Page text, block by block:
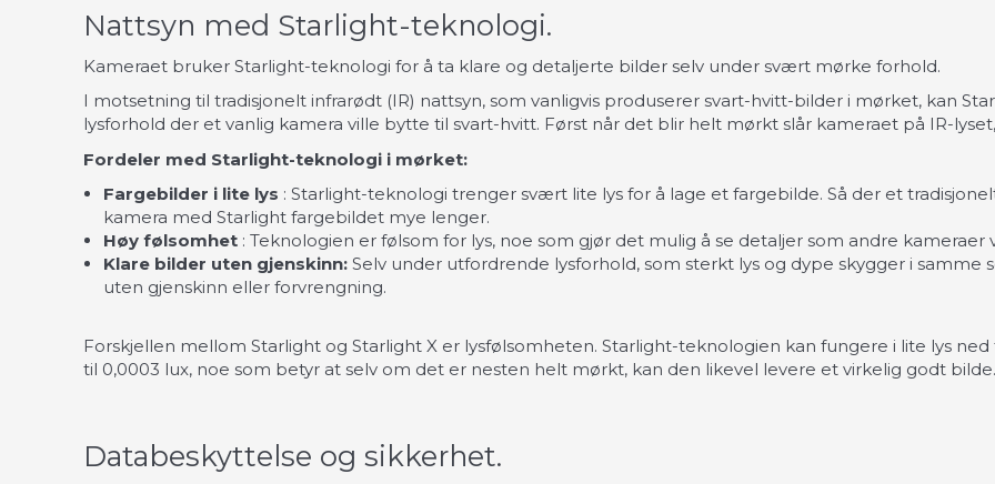
Nattsyn med Starlight-teknologi.
Kameraet bruker Starlight-teknologi for å ta klare og detaljerte bilder selv under svært mørke forhold.
I motsetning til tradisjonelt infrarødt (IR) nattsyn, som vanligvis produserer svart-hvitt-bilder i mørket, kan
lysforhold der et vanlig kamera ville bytte til svart-hvitt. Først når det blir helt mørkt slår kameraet på IR-
Fordeler med Starlight-teknologi i mørket:
Fargebilder i lite lys : Starlight-teknologi trenger svært lite lys for å lage et fargebilde. Så der et
kamera med Starlight fargebildet mye lenger.
Høy følsomhet : Teknologien er følsom for lys, noe som gjør det mulig å se detaljer som andre kameraer
Klare bilder uten gjenskinn: Selv under utfordrende lysforhold, som sterkt lys og dype skygger i
uten gjenskinn eller forvrengning.
Forskjellen mellom Starlight og Starlight X er lysfølsomheten. Starlight-teknologien kan fungere i lite lys
til 0,0003 lux, noe som betyr at selv om det er nesten helt mørkt, kan den likevel levere et virkelig godt bilde.
Databeskyttelse og sikkerhet.